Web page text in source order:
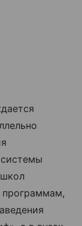
программам,